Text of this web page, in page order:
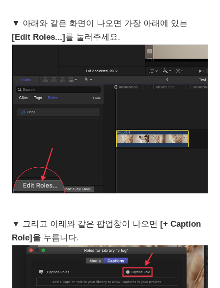
▼ 아래와 같은 화면이 나오면 가장 아래에 있는
[Edit Roles...] 를 눌러주세요.
▼ 그리고 아래와 같은 팝업창이 나오면 [+ Caption
Role]을 누릅니다.